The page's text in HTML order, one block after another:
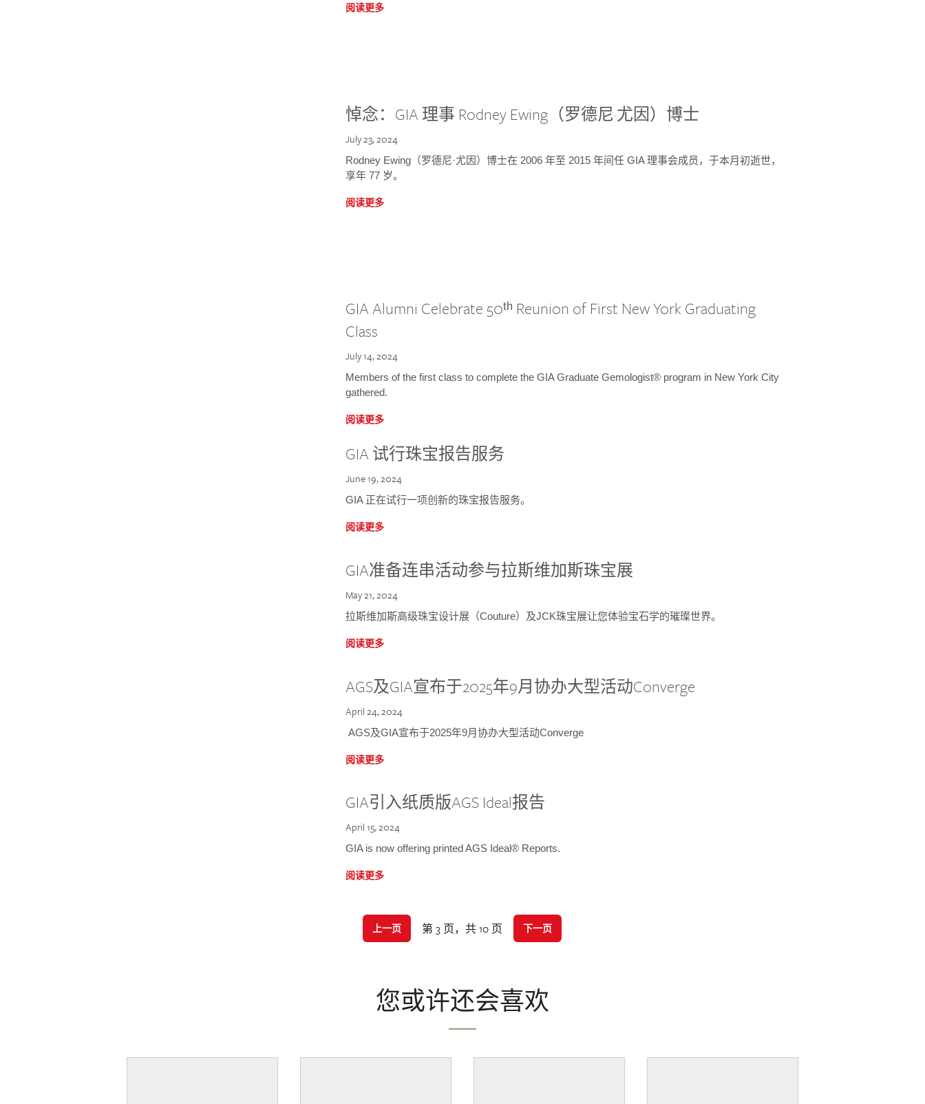
阅读更多
悼念：GIA 理事 Rodney Ewing（罗德尼·尤因）博士
July 23, 2024
Rodney Ewing（罗德尼·尤因）博士在 2006 年至 2015 年间任 GIA 理事会成员，于本月初逝世，
享年 77 岁。
阅读更多
GIA Alumni Celebrate 50ᵗʰ Reunion of First New York Graduating
Class
July 14, 2024
Members of the first class to complete the GIA Graduate Gemologist® program in New York City
gathered.
阅读更多
GIA 试行珠宝报告服务
June 19, 2024
GIA 正在试行一项创新的珠宝报告服务。
阅读更多
GIA准备连串活动参与拉斯维加斯珠宝展
May 21, 2024
拉斯维加斯高级珠宝设计展（Couture）及JCK珠宝展让您体验宝石学的璀璨世界。
阅读更多
AGS及GIA宣布于2025年9月协办大型活动Converge
April 24, 2024
AGS及GIA宣布于2025年9月协办大型活动Converge
阅读更多
GIA引入纸质版AGS Ideal报告
April 15, 2024
GIA is now offering printed AGS Ideal® Reports.
阅读更多
上一页 第 3 页，共 10 页 下一页
您或许还会喜欢